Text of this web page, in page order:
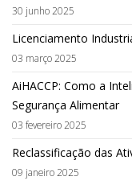
30 junho 2025
Licenciamento
03 março 2025
AiHACCP: Como a
Segurança Alimentar
03 fevereiro 2025
Reclassificação das
09 janeiro 2025